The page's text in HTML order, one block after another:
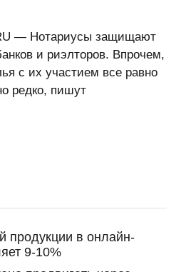
— Нотариусы защищают
и риэлторов. Впрочем,
с их участием все равно
редко, пишут
продукции в онлайн-
9-10%